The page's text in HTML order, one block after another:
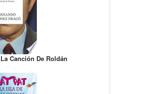
La Canción De Roldán